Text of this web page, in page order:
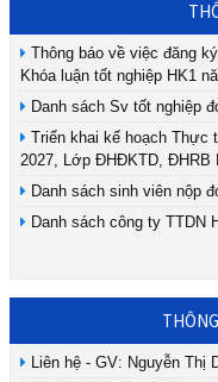
Thông báo về việc đăng
Khóa luận tốt nghiệp HK1
Danh sách Sv tốt nghiệp
Triển khai kế hoạch Thực
2027, Lớp ĐHĐKTD, ĐHRB
Danh sách sinh viên nộp
Danh sách công ty TTDN
Liên hệ - GV: Nguyễn Thị